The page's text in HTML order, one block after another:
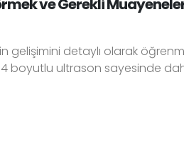
ve Gerekli
detaylı olarak
boyutlu ultrason sayesinde